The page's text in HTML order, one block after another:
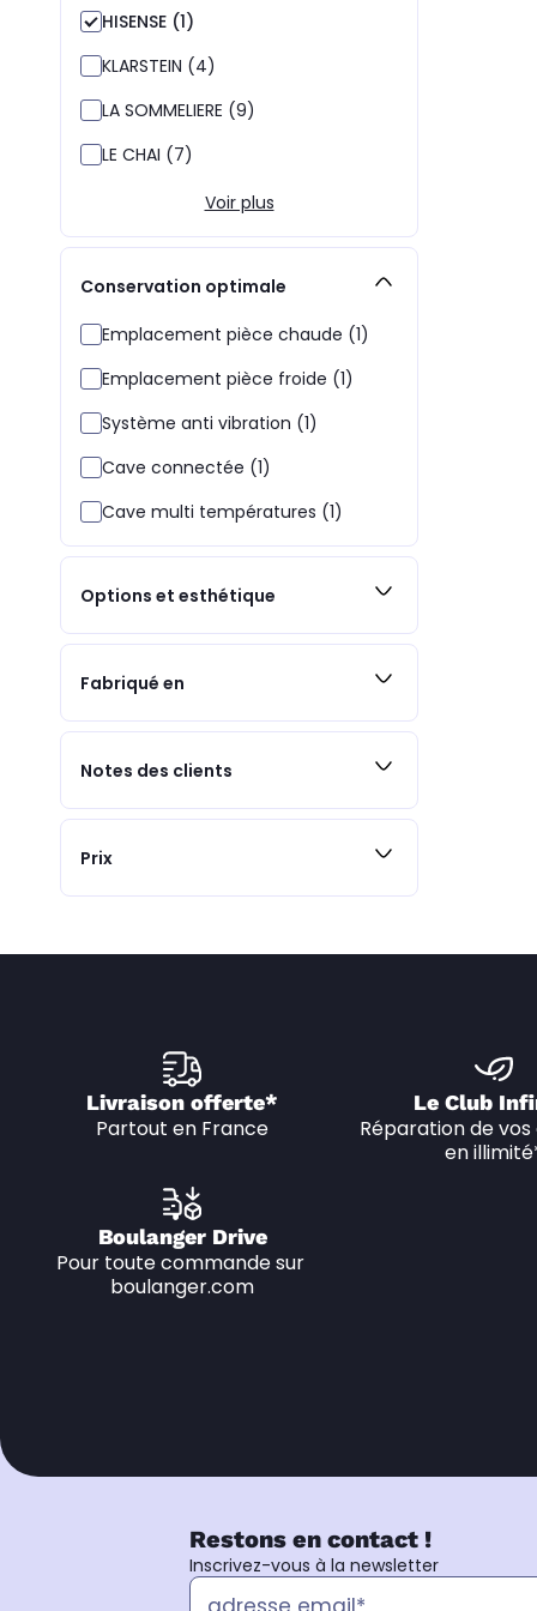
HISENSE (1)
KLARSTEIN (4)
LA SOMMELIERE (9)
LE CHAI (7)
Voir plus
Conservation optimale
Emplacement pièce chaude (1)
Emplacement pièce froide (1)
Système anti vibration (1)
Cave connectée (1)
Cave multi températures (1)
Options et esthétique
Fabriqué en
Notes des clients
Prix
Livraison offerte*
Partout en France
Le Club
Réparation de
en
Boulanger Drive
Pour toute commande sur
boulanger.com
Restons en contact !
Inscrivez-vous à la newsletter